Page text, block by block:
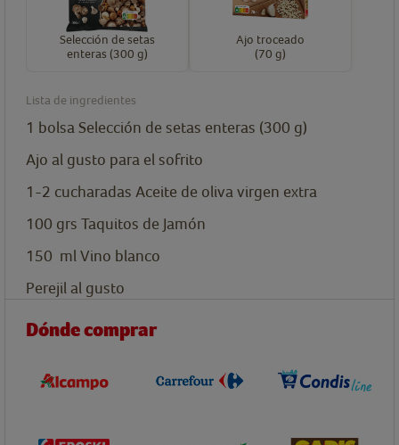
Selección de setas
enteras (300 g)
Ajo troceado
(70 g)
Lista de ingredientes
1 bolsa Selección de setas enteras (300 g)
Ajo al gusto para el sofrito
1-2 cucharadas Aceite de oliva virgen extra
100 grs Taquitos de Jamón
150 ml Vino blanco
Perejil al gusto
Dónde comprar